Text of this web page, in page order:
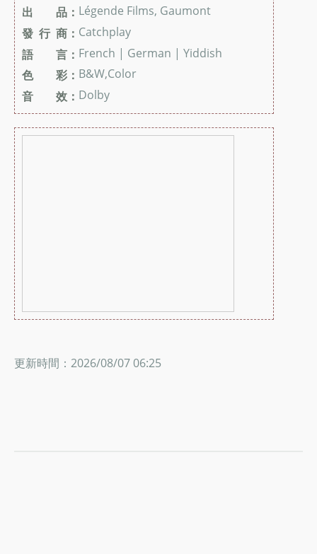
出 品： Légende Films, Gaumont
發 行 商： Catchplay
語 言： French | German | Yiddish
色 彩： B&W,Color
音 效： Dolby
更新時間：2026/08/07 06:25